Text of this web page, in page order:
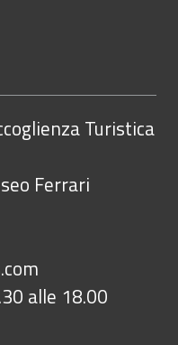
Turistica
Ferrari
alle 18.00